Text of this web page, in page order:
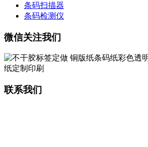
条码扫描器
条码检测仪
微信关注我们
联系我们